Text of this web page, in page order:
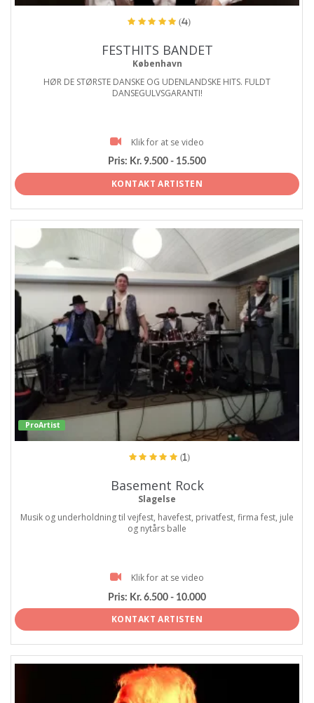
(4)
FESTHITS BANDET
København
HØR DE STØRSTE DANSKE OG UDENLANDSKE HITS. FULDT
DANSEGULVSGARANTI!
Klik for at se video
Pris: Kr. 9.500 - 15.500
KONTAKT ARTISTEN
ProArtist
(1)
Basement Rock
Slagelse
Musik og underholdning til vejfest, havefest, privatfest, firma fest, jule
og nytårs balle
Klik for at se video
Pris: Kr. 6.500 - 10.000
KONTAKT ARTISTEN